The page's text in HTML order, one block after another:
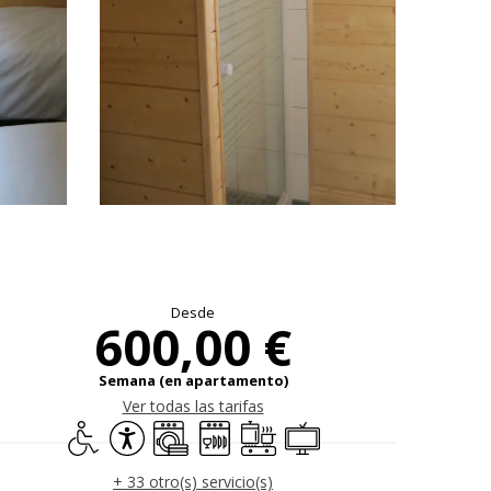
y datos
Desde
600,00 €
Semana (en apartamento)
Ver todas las tarifas
Acceso para minusválidos
Accesibilidad
LavadoraLavavajillasPlaca de cocción
Televisión
+ 33 otro(s) servicio(s)